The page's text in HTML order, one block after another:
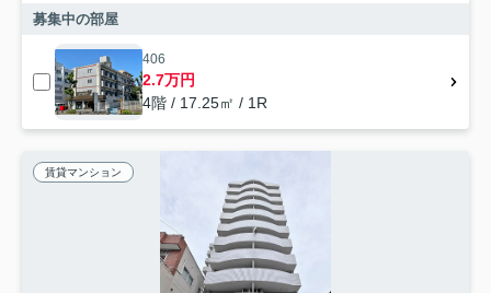
募集中の部屋
406
2.7万円
4階 / 17.25㎡ / 1R
賃貸マンション